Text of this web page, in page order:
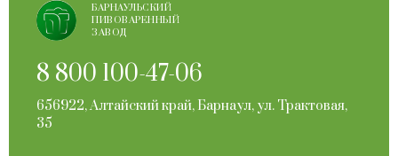
БАРНАУЛЬСКИЙ
ПИВОВАРЕННЫЙ
ЗАВОД
8 800 100-47-06
656922, Алтайский край, Барнаул, ул. Трактовая,
35